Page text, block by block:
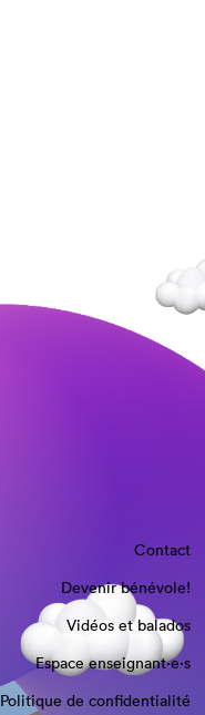
Contact
Devenir bénévole!
Vidéos et balados
Espace enseignant·e⋅s
Politique de confidentialité